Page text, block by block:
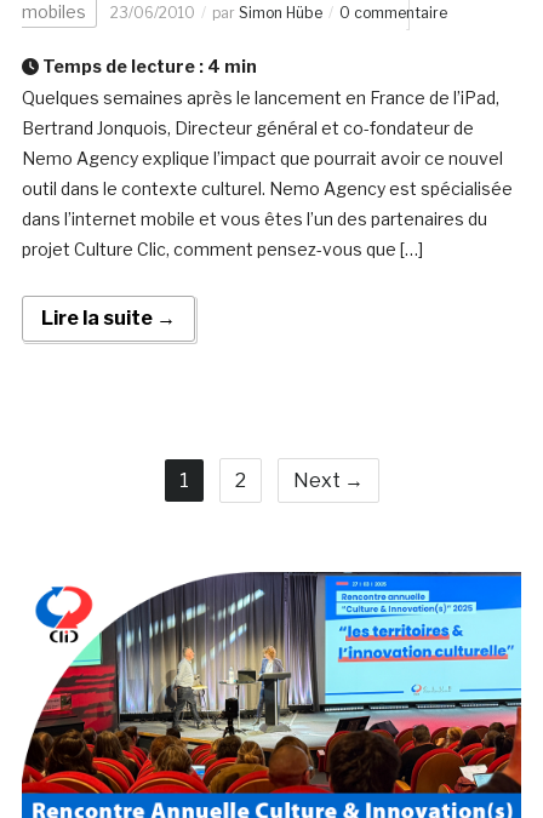
mobiles 23/06/2010 par Simon Hübe 0 commentaire
Temps de lecture : 4 min
Quelques semaines après le lancement en France de l’iPad,
Bertrand Jonquois, Directeur général et co-fondateur de
Nemo Agency explique l’impact que pourrait avoir ce nouvel
outil dans le contexte culturel. Nemo Agency est spécialisée
dans l’internet mobile et vous êtes l’un des partenaires du
projet Culture Clic, comment pensez-vous que […]
Lire la suite →
1 2 Next →